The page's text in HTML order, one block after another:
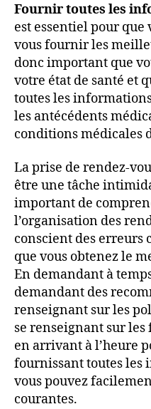
Fournir toutes les
est essentiel pour
vous fournir les
donc important que
votre état de santé et
toutes les
les antécédents
conditions médicales
La prise de rendez-
être une tâche
important de
l’organisation des
conscient des erreurs
que vous obtenez le
En demandant à
demandant des
renseignant sur les
se renseignant sur
en arrivant à l’heure
fournissant toutes les
vous pouvez
courantes.